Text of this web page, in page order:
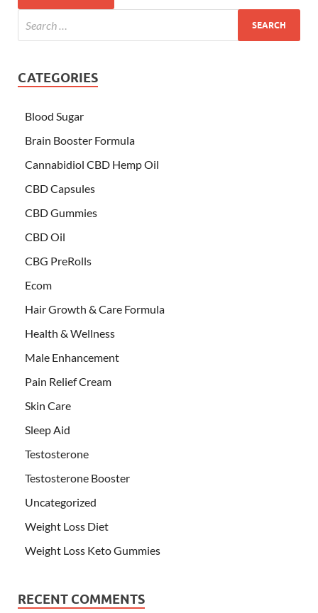
CATEGORIES
Blood Sugar
Brain Booster Formula
Cannabidiol CBD Hemp Oil
CBD Capsules
CBD Gummies
CBD Oil
CBG PreRolls
Ecom
Hair Growth & Care Formula
Health & Wellness
Male Enhancement
Pain Relief Cream
Skin Care
Sleep Aid
Testosterone
Testosterone Booster
Uncategorized
Weight Loss Diet
Weight Loss Keto Gummies
RECENT COMMENTS